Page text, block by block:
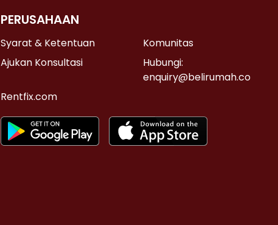
PERUSAHAAN
Syarat & Ketentuan
Komunitas
Ajukan Konsultasi
Hubungi:
enquiry@belirumah.co
Rentfix.com